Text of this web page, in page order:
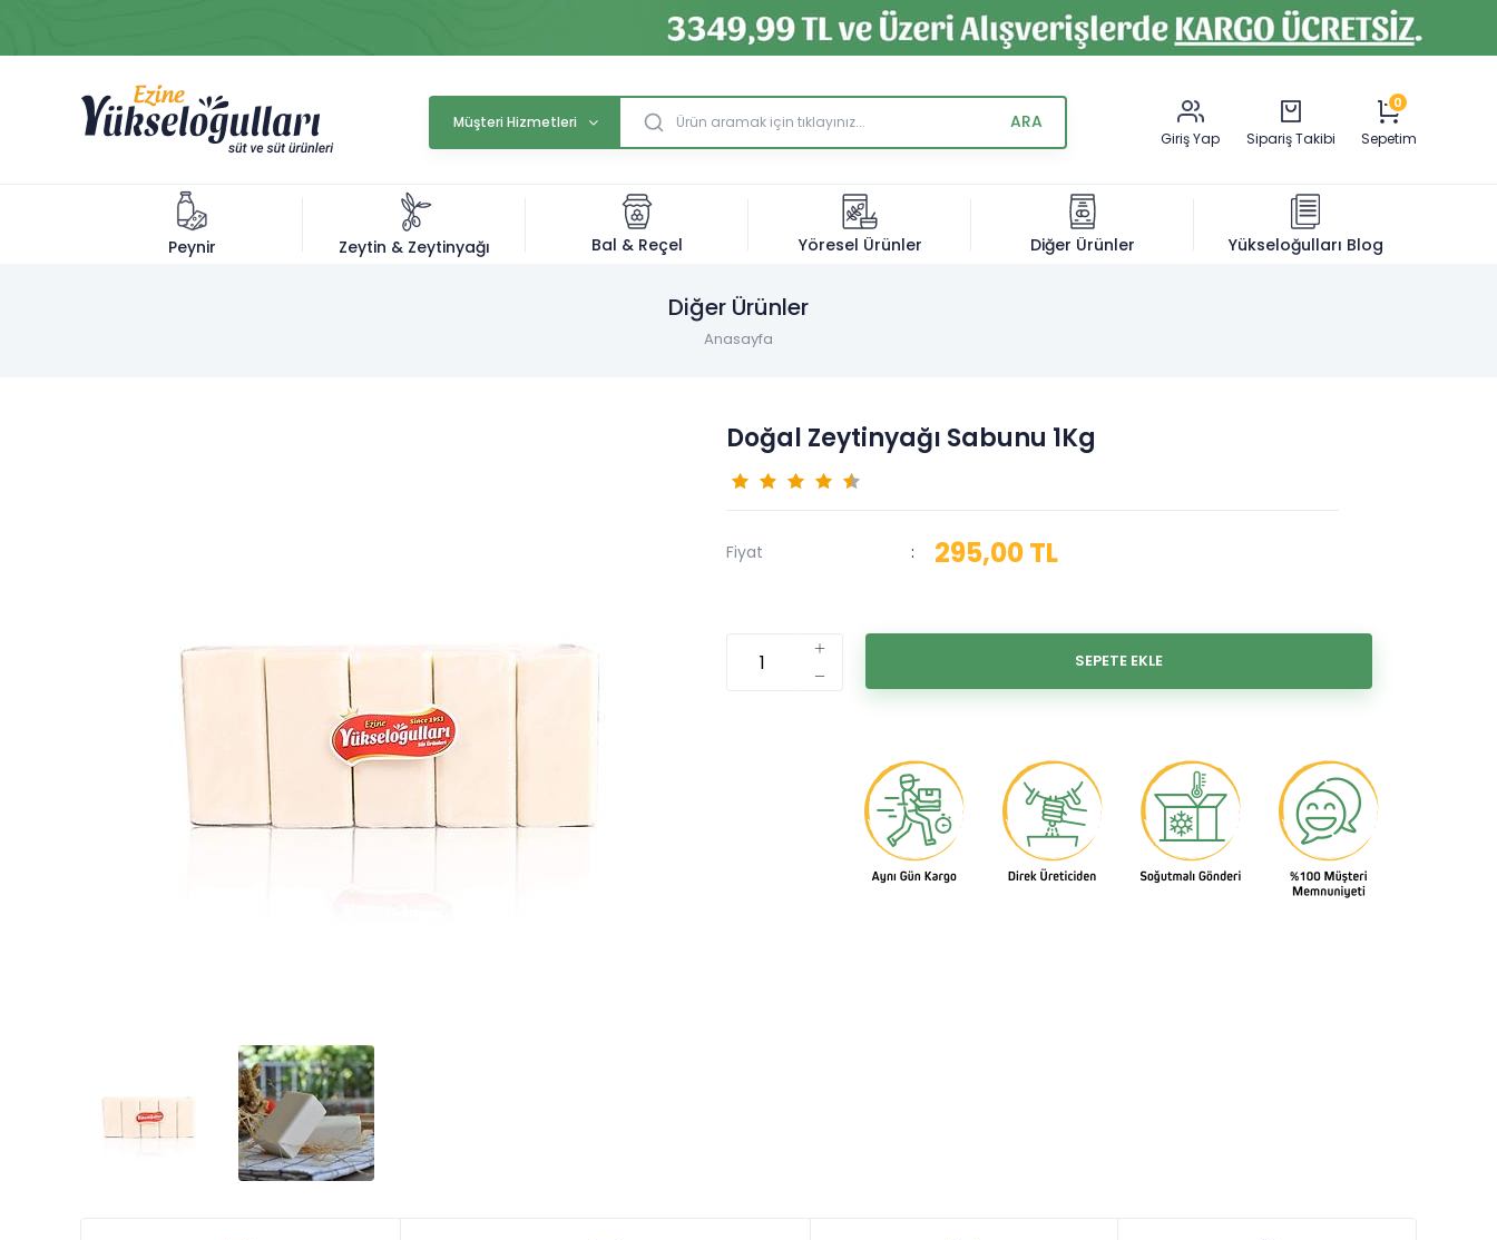
Müşteri Hizmetleri
Giriş Yap
Sipariş Takibi
0
Sepetim
Peynir Zeytin & Zeytinyağı Bal & Reçel Yöresel Ürünler Diğer Ürünler Yükseloğulları Blog
Diğer Ürünler
Anasayfa
Doğal Zeytinyağı Sabunu 1Kg
Fiyat : 295,00 TL